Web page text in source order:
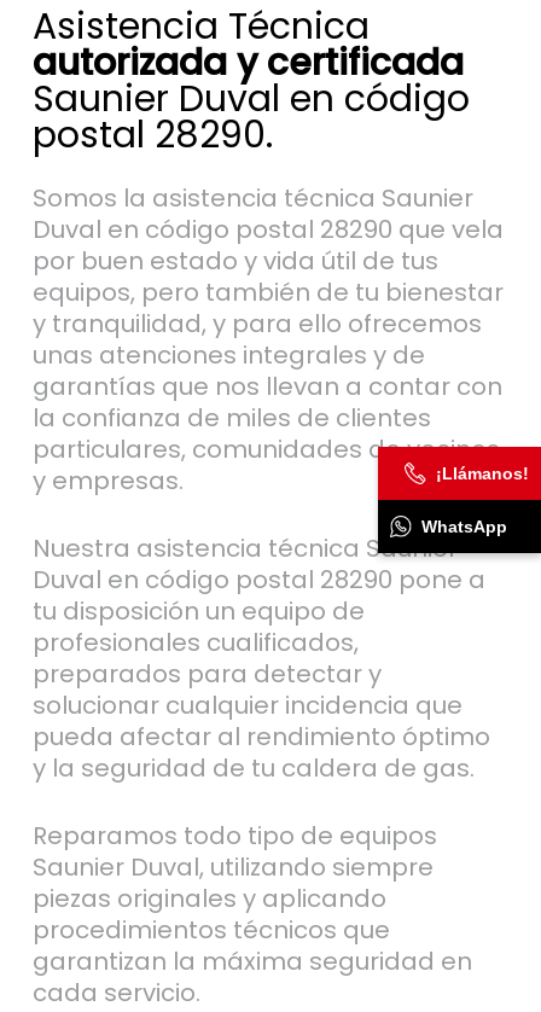
Asistencia Técnica
autorizada y certificada
Saunier Duval en código
postal 28290.
Somos la asistencia técnica Saunier
Duval en código postal 28290 que vela
por buen estado y vida útil de tus
equipos, pero también de tu bienestar
y tranquilidad, y para ello ofrecemos
unas atenciones integrales y de
garantías que nos llevan a contar con
la confianza de miles de clientes
particulares, comunidades de vecinos
y empresas.
Nuestra asistencia técnica Saunier
Duval en código postal 28290 pone a
tu disposición un equipo de
profesionales cualificados,
preparados para detectar y
solucionar cualquier incidencia que
pueda afectar al rendimiento óptimo
y la seguridad de tu caldera de gas.
Reparamos todo tipo de equipos
Saunier Duval, utilizando siempre
piezas originales y aplicando
procedimientos técnicos que
garantizan la máxima seguridad en
cada servicio.
¡Llámanos!
WhatsApp